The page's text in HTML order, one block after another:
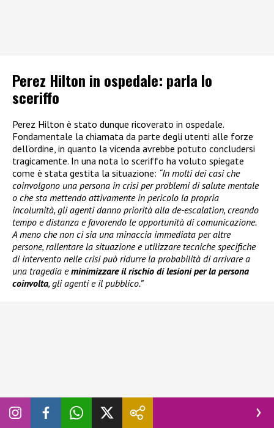
Perez Hilton in ospedale: parla lo
sceriffo
Perez Hilton è stato dunque ricoverato in ospedale.
Fondamentale la chiamata da parte degli utenti alle forze
dell’ordine, in quanto la vicenda avrebbe potuto concludersi
tragicamente. In una nota lo sceriffo ha voluto spiegate
come è stata gestita la situazione: “In molti dei casi che
coinvolgono una persona in crisi per problemi di salute mentale
o che sta mettendo attivamente in pericolo la propria
incolumità, gli agenti danno priorità alla de-escalation, creando
tempo e distanza e favorendo le opportunità di comunicazione.
A meno che non ci sia una minaccia immediata per altre
persone, rallentare la situazione e utilizzare tecniche specifiche
di intervento nelle crisi può ridurre la probabilità di arrivare a
una tragedia eminimizzare il rischio di lesioni per la persona
coinvolta, gli agenti e il pubblico.”